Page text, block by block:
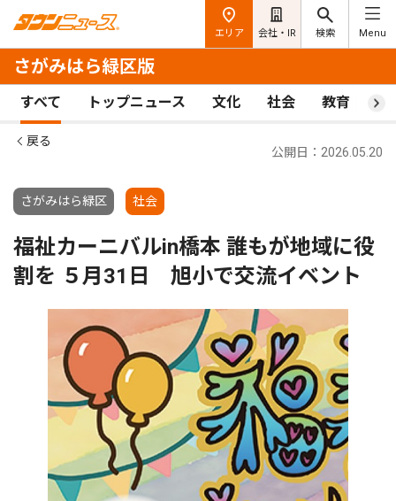
エリア 会社・IR 検索 Menu
さがみはら緑区版
すべて トップニュース 文化 社会 教育 ス
戻る
さがみはら緑区 社会
公開日：2026.05.20
福祉カーニバルin橋本 誰もが地域に役
割を ５月31日 旭小で交流イベント